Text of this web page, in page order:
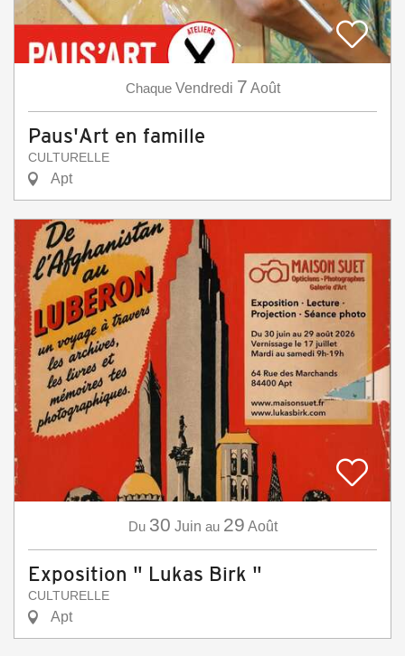
Chaque Vendredi 7 Août
Paus'Art en famille
CULTURELLE
Apt
Du 30 Juin au 29 Août
Exposition " Lukas Birk "
CULTURELLE
Apt